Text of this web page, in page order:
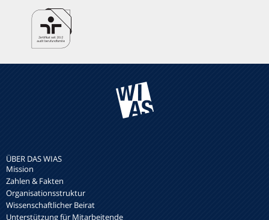
ÜBER DAS WIAS
Mission
Zahlen & Fakten
Organisationsstruktur
Wissenschaftlicher Beirat
Unterstützung für Mitarbeitende